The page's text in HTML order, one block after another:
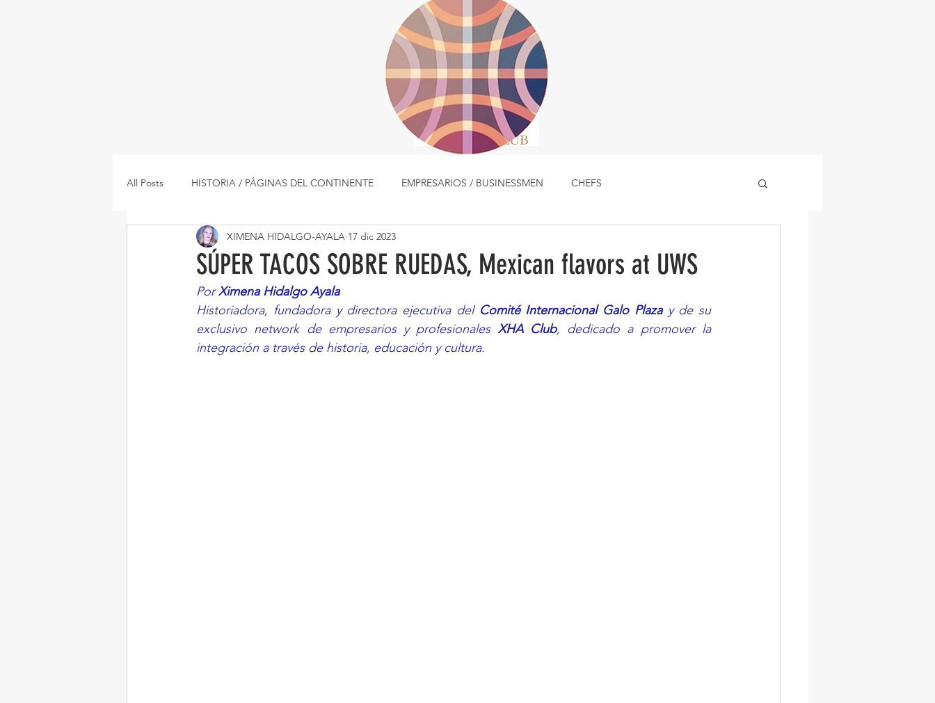
All Posts HISTORIA / PÁGINAS DEL CONTINENTE EMPRESARIOS / BUSINESSMEN CHEFS
ENTREVISTAS / INTERVIEWS LUGARES MÚSICA
RESTAURANTES RECETAS TALENTOS
LONG ISLAND
SÚPER TACOS SOBRE RUEDAS, Mexican flavors at UWS
XIMENA HIDALGO-AYALA 17 dic 2023
Por Ximena Hidalgo Ayala
Historiadora, fundadora y directora ejecutiva del Comité Internacional Galo Plaza y de su
exclusivo network de empresarios y profesionales XHA Club, dedicado a promover la
integración a través de historia, educación y cultura.